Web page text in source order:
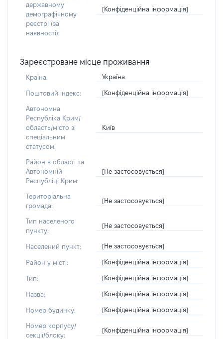
державному
демографічному
реєстрі (за
наявності):
[Конфіденційна інформація]
Зареєстроване місце проживання
Країна: Україна
Поштовий індекс: [Конфіденційна інформація]
Автономна
Республіка Крим/
область/місто зі
спеціальним
статусом:
Київ
Район в області та
Автономній
Республіці Крим:
[Не застосовується]
Територіальна
громада:
[Не застосовується]
Тип населеного
пункту:
[Не застосовується]
Населений пункт: [Не застосовується]
Район у місті: [Конфіденційна інформація]
Тип: [Конфіденційна інформація]
Назва: [Конфіденційна інформація]
Номер будинку: [Конфіденційна інформація]
Номер корпусу/
секції/блоку:
[Конфіденційна інформація]